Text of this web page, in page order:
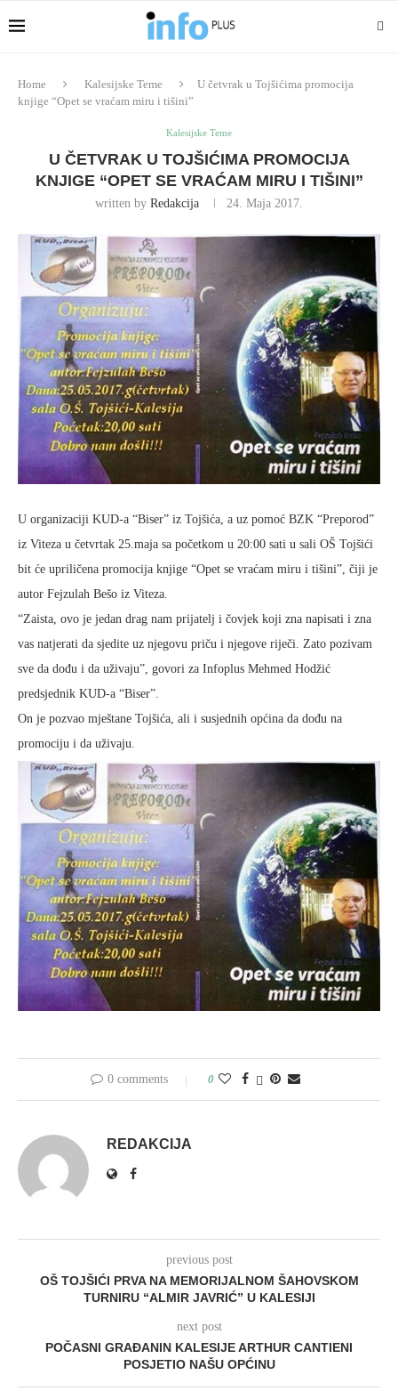
Home Kalesijske Teme
U četvrak u Tojšićima promocija
knjige “Opet se vraćam miru i tišini”
Kalesijske Teme
U ČETVRAK U TOJŠIĆIMA PROMOCIJA
KNJIGE “OPET SE VRAĆAM MIRU I TIŠINI”
written by Redakcija 24. Maja 2017.
U organizaciji KUD-a “Biser” iz Tojšića, a uz pomoć BZK “Preporod”
iz Viteza u četvrtak 25.maja sa početkom u 20:00 sati u sali OŠ Tojšići
bit će upriličena promocija knjige “Opet se vraćam miru i tišini”, čiji je
autor Fejzulah Bešo iz Viteza.
“Zaista, ovo je jedan drag nam prijatelj i čovjek koji zna napisati i zna
vas natjerati da sjedite uz njegovu priču i njegove riječi. Zato pozivam
sve da dođu i da uživaju”, govori za Infoplus Mehmed Hodžić
predsjednik KUD-a “Biser”.
On je pozvao mještane Tojšića, ali i susjednih općina da dođu na
promociju i da uživaju.
0 comments 0
REDAKCIJA
previous post
OŠ TOJŠIĆI PRVA NA MEMORIJALNOM ŠAHOVSKOM
TURNIRU “ALMIR JAVRIĆ” U KALESIJI
next post
POČASNI GRAĐANIN KALESIJE ARTHUR CANTIENI
POSJETIO NAŠU OPĆINU